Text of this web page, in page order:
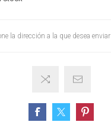
la dirección a la que desea enviar